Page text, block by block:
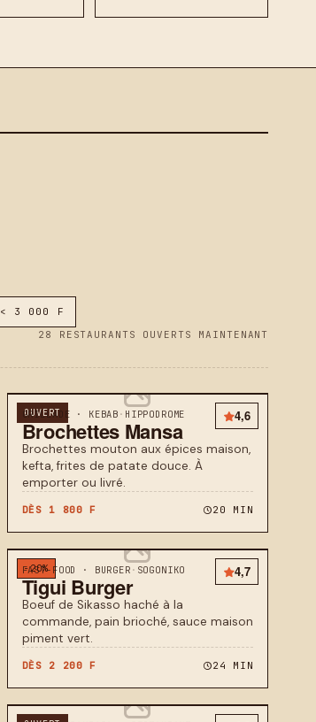
< 3 000 F
28 RESTAURANTS OUVERTS MAINTENANT
OUVERT 4,6
GRILLADE · KEBAB · HIPPODROME
Brochettes Mansa
Brochettes mouton aux épices maison,
kefta, frites de patate douce. À
emporter ou livré.
DÈS 1 800 F 20 MIN
−20% 4,7
FAST-FOOD · BURGER · SOGONIKO
Tigui Burger
Boeuf de Sikasso haché à la
commande, pain brioché, sauce maison
piment vert.
DÈS 2 200 F 24 MIN